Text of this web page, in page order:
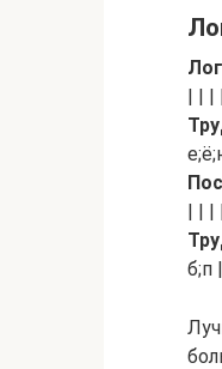
| | |
| | |
б;п